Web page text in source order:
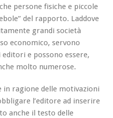
persone fisiche e piccole
del rapporto. Laddove
grandi società
economico, servono
e possono essere,
molto numerose.
in ragione delle motivazioni
l’editore ad inserire
anche il testo delle